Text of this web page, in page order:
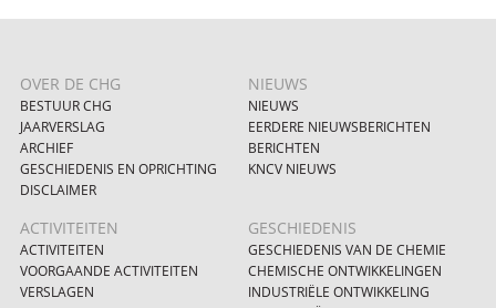
OVER DE CHG
BESTUUR CHG
JAARVERSLAG
ARCHIEF
GESCHIEDENIS EN OPRICHTING
DISCLAIMER
NIEUWS
NIEUWS
EERDERE NIEUWSBERICHTEN
BERICHTEN
KNCV NIEUWS
ACTIVITEITEN
ACTIVITEITEN
VOORGAANDE ACTIVITEITEN
VERSLAGEN
GESCHIEDENIS
GESCHIEDENIS VAN DE CHEMIE
CHEMISCHE ONTWIKKELINGEN
INDUSTRIËLE ONTWIKKELING